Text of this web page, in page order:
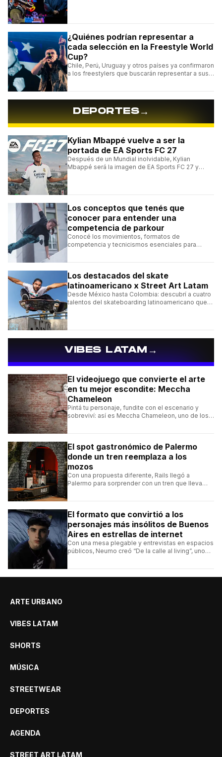
¿Quiénes podrían representar a
cada selección en la Freestyle World
Cup?
Chile, Perú, Uruguay y otros países ya confirmaron
a los freestylers que buscarán representar a sus
DEPORTES→
Kylian Mbappé vuelve a ser la
portada de EA Sports FC 27
Después de un Mundial inolvidable, Kylian
Mbappé será la imagen de EA Sports FC 27 y
Los conceptos que tenés que
conocer para entender una
competencia de parkour
Conocé los movimientos, formatos de
competencia y tecnicismos esenciales para
Los destacados del skate
latinoamericano x Street Art Latam
Desde México hasta Colombia: descubrí a cuatro
talentos del skateboarding latinoamericano que
VIBES LATAM →
El videojuego que convierte el arte
en tu mejor escondite: Meccha
Chameleon
Pintá tu personaje, fundite con el escenario y
sobreviví: así es Meccha Chameleon, uno de los
El spot gastronómico de Palermo
donde un tren reemplaza a los
mozos
Con una propuesta diferente, Rails llegó a
Palermo para sorprender con un tren que lleva
El formato que convirtió a los
personajes más insólitos de Buenos
Aires en estrellas de internet
Con una mesa plegable y entrevistas en espacios
públicos, Neumo creó “De la calle al living”, uno
ARTE URBANO
VIBES LATAM
SHORTS
MÚSICA
STREETWEAR
DEPORTES
AGENDA
STREET ART LATAM